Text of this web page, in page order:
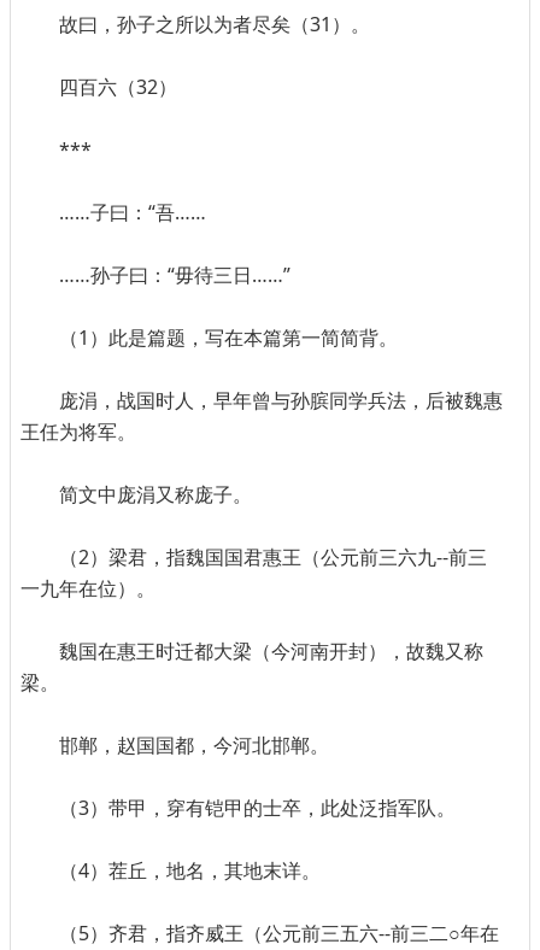
故曰，孙子之所以为者尽矣（31）。
四百六（32）
***
……子曰：“吾……
……孙子曰：“毋待三日……”
（1）此是篇题，写在本篇第一简简背。
庞涓，战国时人，早年曾与孙膑同学兵法，后被魏惠
王任为将军。
简文中庞涓又称庞子。
（2）梁君，指魏国国君惠王（公元前三六九--前三
一九年在位）。
魏国在惠王时迁都大梁（今河南开封），故魏又称
梁。
邯郸，赵国国都，今河北邯郸。
（3）带甲，穿有铠甲的士卒，此处泛指军队。
（4）茬丘，地名，其地末详。
（5）齐君，指齐威王（公元前三五六--前三二○年在